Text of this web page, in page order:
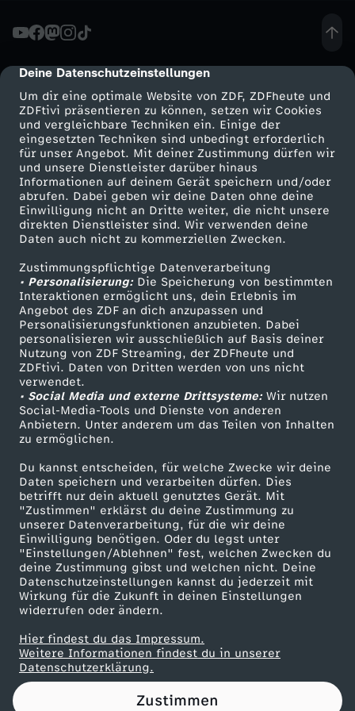
cmp-dialog-description
Deine Datenschutzeinstellungen
Um dir eine optimale Website von ZDF, ZDFheute und
ZDFtivi präsentieren zu können, setzen wir Cookies
und vergleichbare Techniken ein. Einige der
eingesetzten Techniken sind unbedingt erforderlich
für unser Angebot. Mit deiner Zustimmung dürfen wir
und unsere Dienstleister darüber hinaus
Informationen auf deinem Gerät speichern und/oder
abrufen. Dabei geben wir deine Daten ohne deine
Einwilligung nicht an Dritte weiter, die nicht unsere
direkten Dienstleister sind. Wir verwenden deine
Daten auch nicht zu kommerziellen Zwecken.
Zustimmungspflichtige Datenverarbeitung
• Personalisierung:Die Speicherung von bestimmten
Interaktionen ermöglicht uns, dein Erlebnis im
Angebot des ZDF an dich anzupassen und
Personalisierungsfunktionen anzubieten. Dabei
personalisieren wir ausschließlich auf Basis deiner
Nutzung von ZDF Streaming, der ZDFheute und
ZDFtivi. Daten von Dritten werden von uns nicht
verwendet.
• Social Media und externe Drittsysteme:Wir nutzen
Social-Media-Tools und Dienste von anderen
Anbietern. Unter anderem um das Teilen von Inhalten
zu ermöglichen.
Du kannst entscheiden, für welche Zwecke wir deine
Daten speichern und verarbeiten dürfen. Dies
betrifft nur dein aktuell genutztes Gerät. Mit
"Zustimmen" erklärst du deine Zustimmung zu
unserer Datenverarbeitung, für die wir deine
Einwilligung benötigen. Oder du legst unter
"Einstellungen/Ablehnen" fest, welchen Zwecken du
deine Zustimmung gibst und welchen nicht. Deine
Datenschutzeinstellungen kannst du jederzeit mit
Wirkung für die Zukunft in deinen Einstellungen
widerrufen oder ändern.
Hier findest du das Impressum.
Weitere Informationen findest du in unserer
Datenschutzerklärung.
Zustimmen
t
i
s
c
h
e
W
e
l
t
v
o
n
F
r
o
n
d
Mehr ZDF
ZDF-Apps
Smart TV
ZDFtext
Livestreams
Sendungen A-Z
TV-Programm
Service
ZDFmitreden
Kontakt zum ZDF
Tickets
Zuschauerservice
Hilfe
ZDF Unternehmen
Karriere
ZDF goes Schule
Werbefernsehen
Mainzelmännchen
Partner